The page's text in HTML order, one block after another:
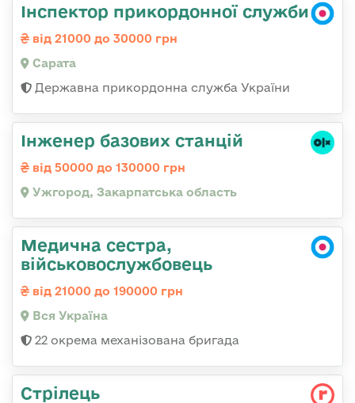
Інспектор прикордонної служби
від 21000 до 30000 грн
Сарата
Державна прикордонна служба України
Інженер базових станцій
від 50000 до 130000 грн
Ужгород, Закарпатська область
Медична сестра,
військовослужбовець
від 21000 до 190000 грн
Вся Україна
22 окрема механізована бригада
Стрілець